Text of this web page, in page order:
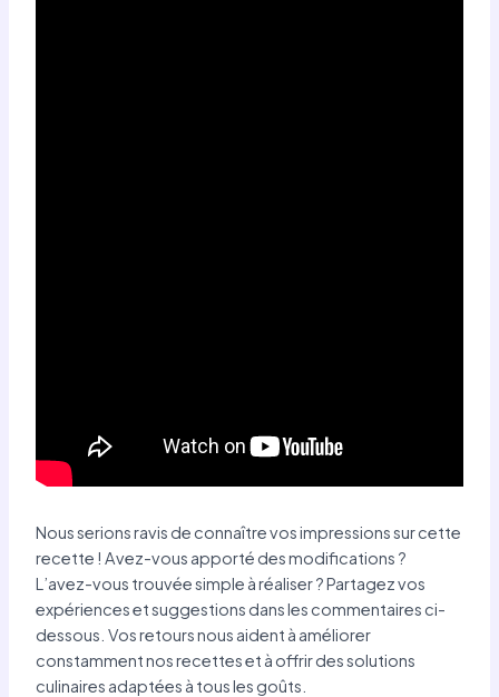
Nous serions ravis de connaître vos impressions sur cette
recette ! Avez-vous apporté des modifications ?
L’avez-vous trouvée simple à réaliser ? Partagez vos
expériences et suggestions dans les commentaires ci-
dessous. Vos retours nous aident à améliorer
constamment nos recettes et à offrir des solutions
culinaires adaptées à tous les goûts.